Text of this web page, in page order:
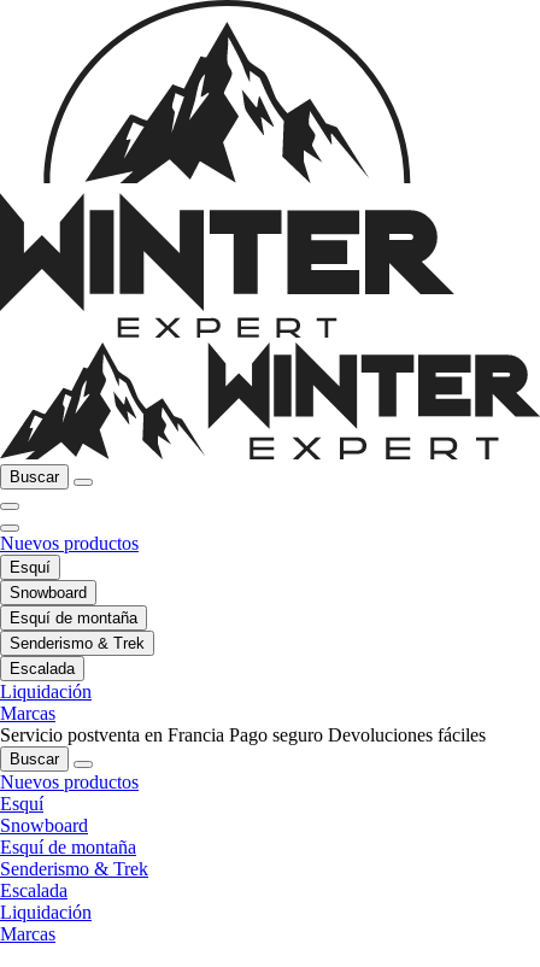
Buscar
Nuevos productos
Esquí
Snowboard
Esquí de montaña
Senderismo & Trek
Escalada
Liquidación
Marcas
Servicio postventa en Francia Pago seguro Devoluciones fáciles
Buscar
Nuevos productos
Esquí
Snowboard
Esquí de montaña
Senderismo & Trek
Escalada
Liquidación
Marcas